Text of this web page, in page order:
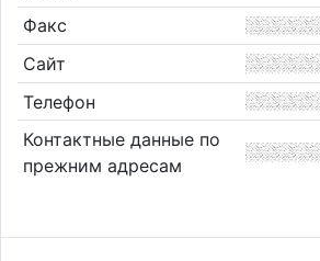
Факс
Сайт
Телефон
Контактные данные по
прежним адресам